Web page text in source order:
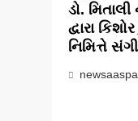
ડો.
દ્વારા
નિમિત્તે